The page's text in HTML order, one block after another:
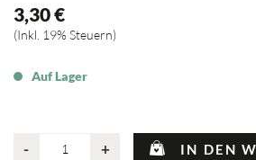
3,30 €
Inkl. 19% Steuern
Auf Lager
- + IN DEN